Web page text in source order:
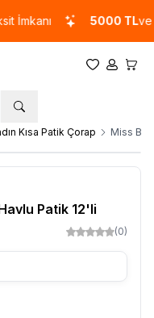
5000 TL ve
Favorilerim
Hesabım
Kısa Patik Çorap Miss
Patik 12'li
(0)